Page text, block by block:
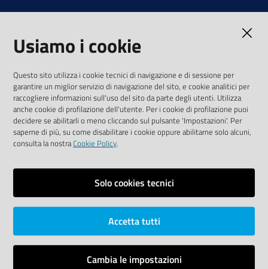
Note legali
Media Policy
SEGUICI SU
YoutubeTwitterLinkedinFacebookInstagram
Vai alla pagina
Area riservata
Dichiarazione di accessibilità
Usiamo i cookie
Questo sito utilizza i cookie tecnici di navigazione e di sessione per
garantire un miglior servizio di navigazione del sito, e cookie analitici per
raccogliere informazioni sull'uso del sito da parte degli utenti. Utilizza
anche cookie di profilazione dell'utente. Per i cookie di profilazione puoi
decidere se abilitarli o meno cliccando sul pulsante 'Impostazioni'. Per
saperne di più, su come disabilitare i cookie oppure abilitarne solo alcuni,
consulta la nostraCookie Policy.
Solo cookies tecnici
Accetta tutti
Cambia le impostazioni